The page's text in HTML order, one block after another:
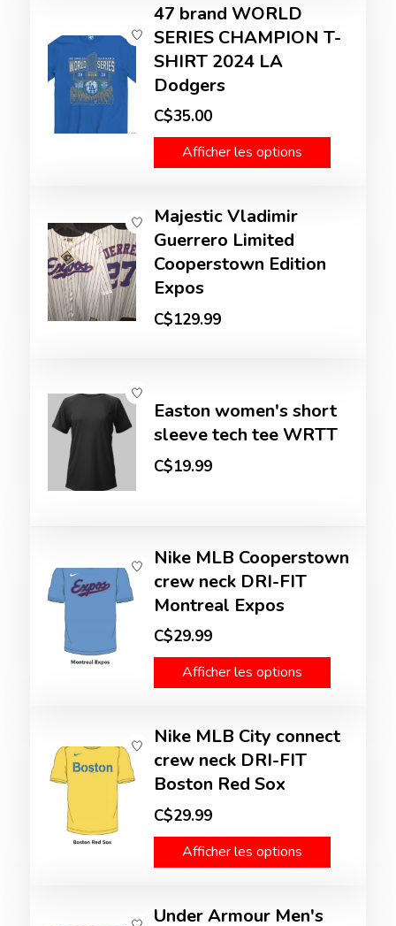
47 brand WORLD
SERIES CHAMPION T-
SHIRT 2024 LA
Dodgers
C$35.00
Afficher les options
Majestic Vladimir
Guerrero Limited
Cooperstown Edition
Expos
C$129.99
Easton women's short
sleeve tech tee WRTT
C$19.99
Nike MLB Cooperstown
crew neck DRI-FIT
Montreal Expos
C$29.99
Afficher les options
Nike MLB City connect
crew neck DRI-FIT
Boston Red Sox
C$29.99
Afficher les options
Under Armour Men's